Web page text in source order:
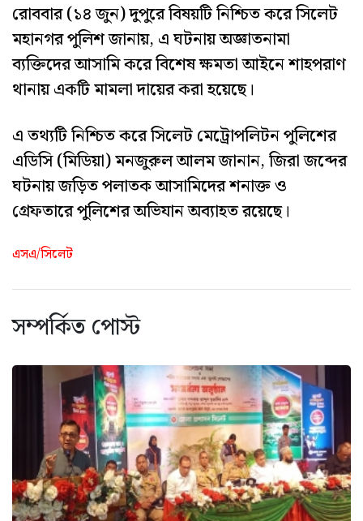
রোববার (১৪ জুন) দুপুরে বিষয়টি নিশ্চিত করে সিলেট
মহানগর পুলিশ জানায়, এ ঘটনায় অজ্ঞাতনামা
ব্যক্তিদের আসামি করে বিশেষ ক্ষমতা আইনে শাহপরাণ
থানায় একটি মামলা দায়ের করা হয়েছে।
এ তথ্যটি নিশ্চিত করে সিলেট মেট্রোপলিটন পুলিশের
এডিসি (মিডিয়া) মনজুরুল আলম জানান, জিরা জব্দের
ঘটনায় জড়িত পলাতক আসামিদের শনাক্ত ও
গ্রেফতারে পুলিশের অভিযান অব্যাহত রয়েছে।
এসএ/সিলেট
সম্পর্কিত পোস্ট